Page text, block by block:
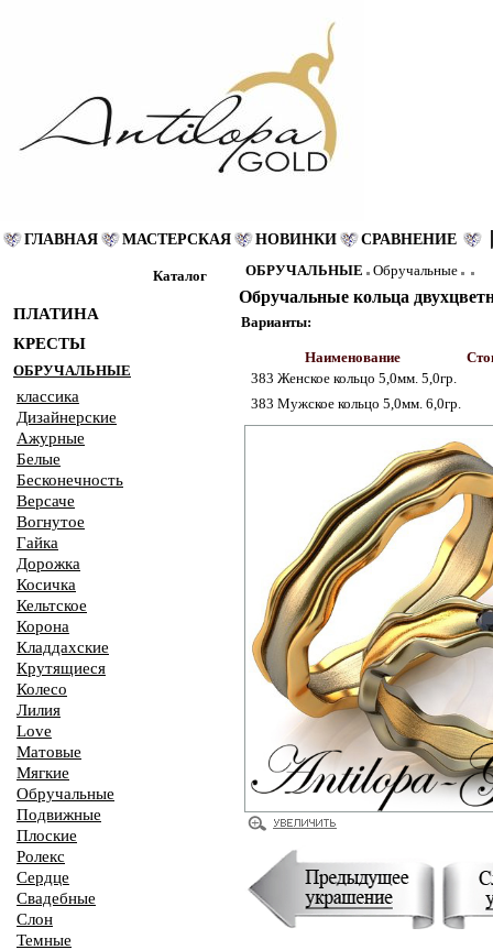
ГЛАВНАЯ МАСТЕРСКАЯ НОВИНКИ СРАВНЕНИЕ
Каталог
ПЛАТИНА
КРЕСТЫ
ОБРУЧАЛЬНЫЕ
классика
Дизайнерские
Ажурные
Белые
Бесконечность
Версаче
Вогнутое
Гайка
Дорожка
Косичка
Кельтское
Корона
Кладдахские
Крутящиеся
Колесо
Лилия
Love
Матовые
Мягкие
Обручальные
Подвижные
Плоские
Ролекс
Сердце
Свадебные
Слон
Темные
ОБРУЧАЛЬНЫЕ Обручальные
Обручальные кольца
Варианты:
Наименование
383 Женское кольцо 5,0мм. 5,0гр.
383 Мужское кольцо 5,0мм. 6,0гр.